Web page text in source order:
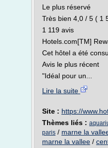
Le plus réservé
Très bien 4,0 / 5 ( 1
1 119 avis
Hotels.com[TM]
Cet hôtel a été
Avis le plus récent
"Idéal pour un...
Lire la suite
Site : https://
Thèmes liés :
paris / marne la
marne la vallee /